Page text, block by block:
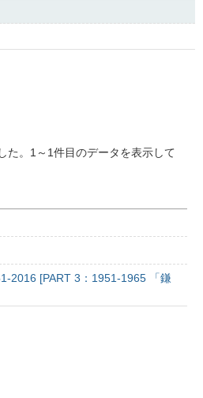
た。1～1件目のデータを表示して
2016 [PART 3：1951-1965 「鎌